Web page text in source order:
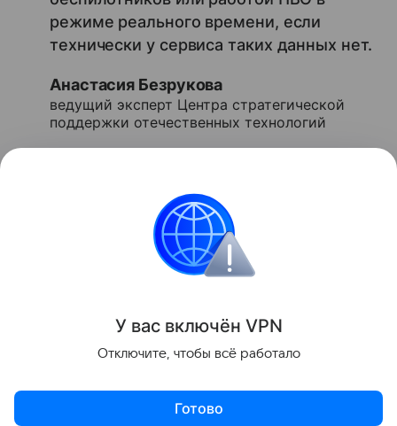
режиме реального времени, если
технически у сервиса таких данных нет.
Анастасия Безрукова
ведущий эксперт Центра стратегической
поддержки отечественных технологий
наживаются на теме бензина.
БПЛА
Поделиться
У вас включён VPN
Отключите, чтобы всё работало
Готово